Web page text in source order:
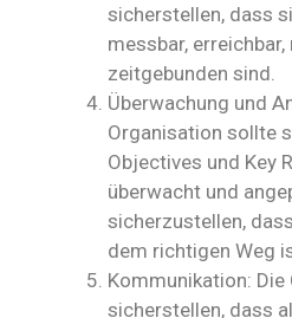
sicherstellen, dass
messbar,
zeitgebunden sind.
Überwachung und
Organisation sollte
Objectives und Key
überwacht und
sicherzustellen,
dem richtigen Weg
Kommunikation:
sicherstellen, dass